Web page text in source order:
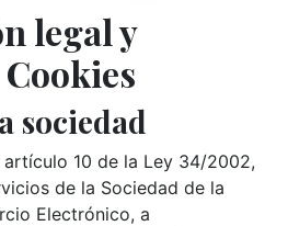
legal y
sociedad
10 de la Ley 34/2002,
de la Sociedad de la
Electrónico, a